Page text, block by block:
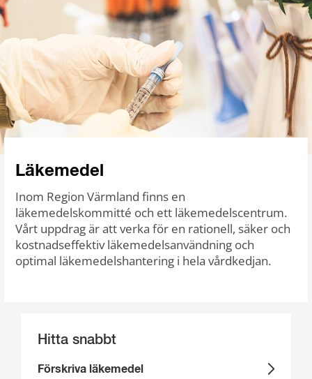
Läkemedel
Inom Region Värmland finns en
läkemedelskommitté och ett läkemedelscentrum.
Vårt uppdrag är att verka för en rationell, säker och
kostnadseffektiv läkemedelsanvändning och
optimal läkemedelshantering i hela vårdkedjan.
Hitta snabbt
Förskriva läkemedel